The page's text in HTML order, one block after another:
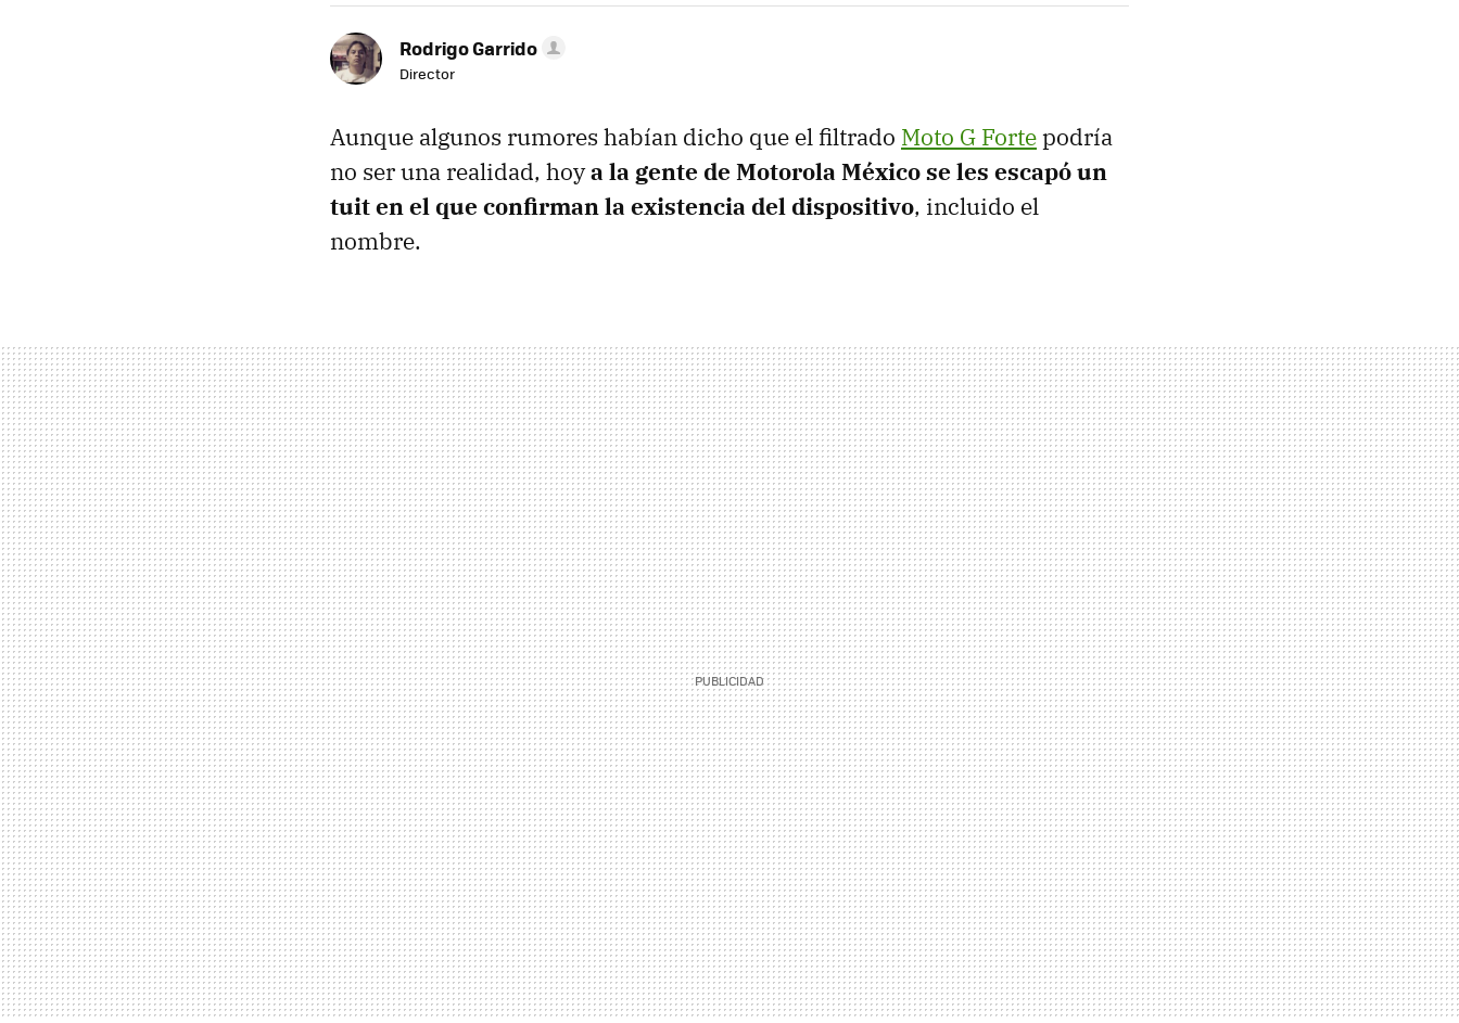
Rodrigo Garrido
Director
Aunque algunos rumores habían dicho que el filtrado Moto G Fortepodría
no ser una realidad, hoya la gente de Motorola México se les escapó un
tuit en el que confirman la existencia del dispositivo, incluido el
nombre.